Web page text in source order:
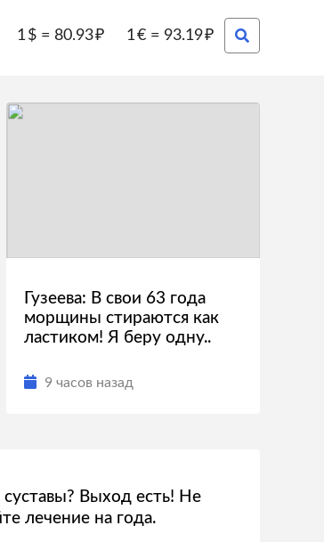
1 = 80.93 1 = 93.19
Гузеева: В свои 63 года
морщины стираются как
ластиком! Я беру одну..
9 часов назад
суставы? Выход есть! Не
лечение на года.